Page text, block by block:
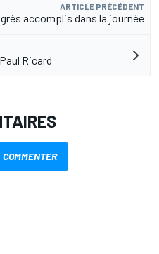
ARTICLE PRÉCÉDENT
accomplis dans la journée
Ricard